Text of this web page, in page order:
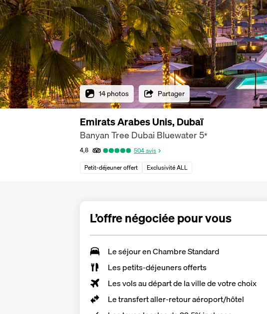
14 photos Partager
Emirats Arabes Unis, Dubaï
Banyan Tree Dubai Bluewater5*
4,8 504avis
Petit-déjeuner offert
Exclusivité ALL
L’offre négociée pour vous
Le séjour en Chambre Standard
Lespetits-déjeuners offerts
Les vols au départ de la ville de votre choix
Letransfert aller-retour aéroport/hôtel